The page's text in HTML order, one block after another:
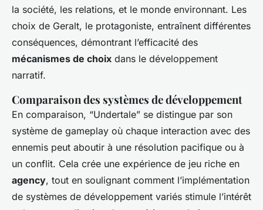
la société, les relations, et le monde environnant. Les
choix de Geralt, le protagoniste, entraînent différentes
conséquences, démontrant l’efficacité des
mécanismes de choix dans le développement
narratif.
Comparaison des systèmes de développement
En comparaison, “Undertale” se distingue par son
système de gameplay où chaque interaction avec des
ennemis peut aboutir à une résolution pacifique ou à
un conflit. Cela crée une expérience de jeu riche en
agency, tout en soulignant comment l’implémentation
de systèmes de développement variés stimule l’intérêt